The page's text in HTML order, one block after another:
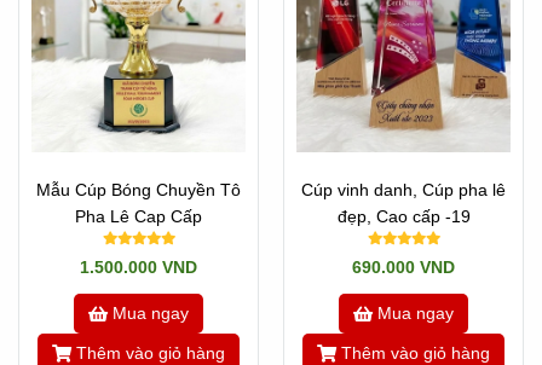
Mẫu Cúp Bóng Chuyền Tô
Pha Lê Cap Cấp
1.500.000 VND
Mua ngay
Thêm vào giỏ hàng
Cúp vinh danh, Cúp pha lê
đẹp, Cao cấp -19
690.000 VND
Mua ngay
Thêm vào giỏ hàng